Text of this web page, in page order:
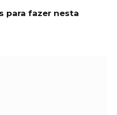
para fazer nesta